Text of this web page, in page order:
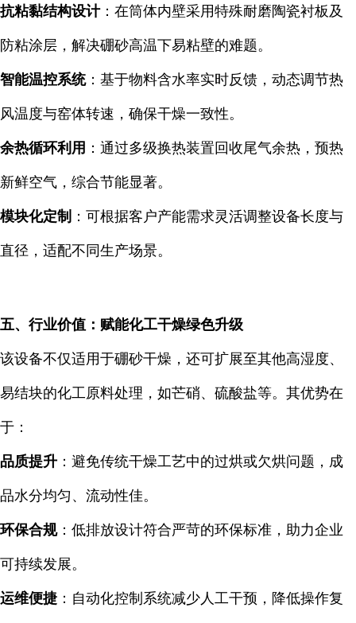
抗粘黏结构设计：在筒体内壁采用特殊耐磨陶瓷衬板及
防粘涂层，解决硼砂高温下易粘壁的难题。
智能温控系统：基于物料含水率实时反馈，动态调节热
风温度与窑体转速，确保干燥一致性。
余热循环利用 ：通过多级换热装置回收尾气余热，预热
新鲜空气，综合节能显著。
模块化定制 ：可根据客户产能需求灵活调整设备长度与
直径，适配不同生产场景。
五、行业价值：赋能化工干燥绿色升级
该设备不仅适用于硼砂干燥，还可扩展至其他高湿度、
易结块的化工原料处理，如芒硝、硫酸盐等。其优势在
于：
品质提升 ：避免传统干燥工艺中的过烘或欠烘问题，成
品水分均匀、流动性佳。
环保合规：低排放设计符合严苛的环保标准，助力企业
可持续发展。
运维便捷 ：自动化控制系统减少人工干预，降低操作复